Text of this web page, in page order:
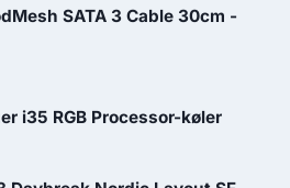
SATA 3 Cable 30cm -
i35 RGB Processor-køler